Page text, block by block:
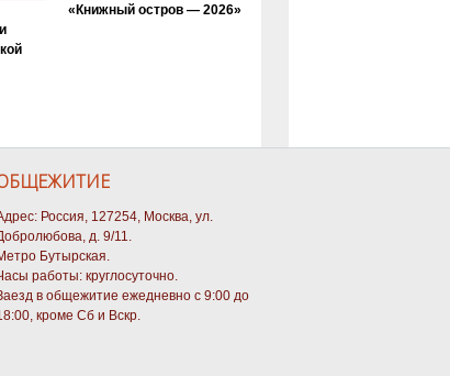
«Книжный остров — 2026»
Россия, 127254, Москва, ул.
д. 9/11.
Бутырская.
работы: круглосуточно.
в общежитие ежедневно с 9:00 до
кроме Сб и Вскр.